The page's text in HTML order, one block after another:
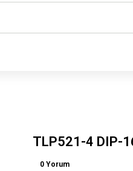
- ÇALIŞTIR
TLP521-4 DIP-
0 Yorum